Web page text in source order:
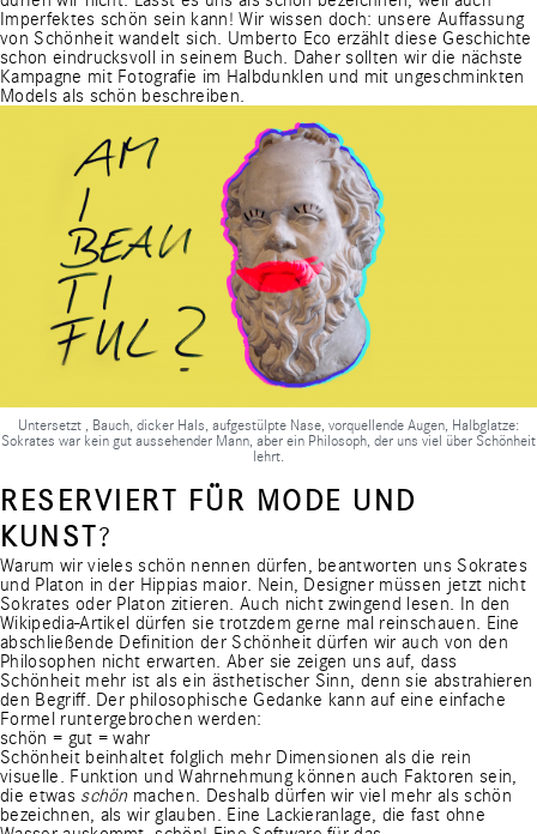
Imperfektes schön sein kann! Wir wissen doch: unsere Auffassung
von Schönheit wandelt sich. Umberto Eco erzählt diese Geschichte
schon eindrucksvoll in seinem Buch. Daher sollten wir die nächste
Kampagne mit Fotografie im Halbdunklen und mit ungeschminkten
Models als schön beschreiben.
Untersetzt , Bauch, dicker Hals, aufgestülpte Nase, vorquellende Augen, Halbglatze:
Sokrates war kein gut aussehender Mann, aber ein Philosoph, der uns viel über Schönheit
lehrt.
RESERVIERT FÜR MODE UND
KUNST?
Warum wir vieles schön nennen dürfen, beantworten uns Sokrates
und Platon in der Hippias maior. Nein, Designer müssen jetzt nicht
Sokrates oder Platon zitieren. Auch nicht zwingend lesen. In den
Wikipedia-Artikel dürfen sie trotzdem gerne mal reinschauen. Eine
abschließende Definition der Schönheit dürfen wir auch von den
Philosophen nicht erwarten. Aber sie zeigen uns auf, dass
Schönheit mehr ist als ein ästhetischer Sinn, denn sie abstrahieren
den Begriff. Der philosophische Gedanke kann auf eine einfache
Formel runtergebrochen werden:
schön = gut = wahr
Schönheit beinhaltet folglich mehr Dimensionen als die rein
visuelle. Funktion und Wahrnehmung können auch Faktoren sein,
die etwas schön machen. Deshalb dürfen wir viel mehr als schön
bezeichnen, als wir glauben. Eine Lackieranlage, die fast ohne